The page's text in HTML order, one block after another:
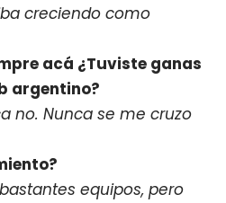
creciendo como
acá ¿Tuviste ganas
argentino?
no. Nunca se me cruzo
equipos, pero